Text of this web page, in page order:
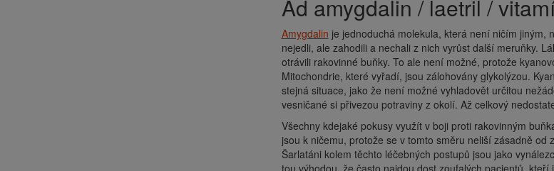
Ad amygdalin / laetril /
Amygdalin je jednoduchá molekula, která není ničím jiným,
nejedli, ale zahodili a nechali z nich vyrůst další meruňky.
otrávili rakovinné buňky. To ale není možné, protože
Mitochondrie, které vyřadí, jsou zálohovány glykolýzou.
stejná situace, jako že není možné vyhladovět určitou
vesničané si přivezou potraviny z okolí. Až celkový
Všechny kdejaké pokusy využít v boji proti rakovinným
jsou k ničemu, protože se v tomto směru neliší zásadně
Šarlatáni kolem těchto léčebných postupů jsou jako
tou výhodou, že často najdou dost zoufalých pacientů,